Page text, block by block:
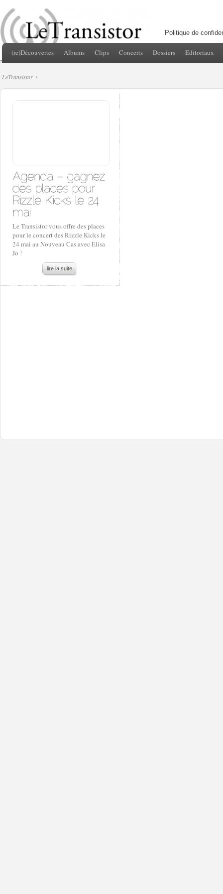
Politique de
(re)Découvertes Albums Clips Concerts Dossiers Editoriaux
LeTransistor
Le Transistor vous offre des places
pour le concert des Rizzle Kicks le
24 mai au Nouveau Cas avec Elisa
Jo !
lire la suite